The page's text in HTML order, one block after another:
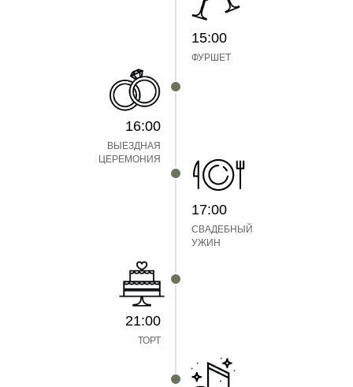
15:00
ФУРШЕТ
ВЫЕЗДНАЯ
ЦЕРЕМОНИЯ
16:00
17:00
СВАДЕБНЫЙ
УЖИН
ТОРТ
21:00